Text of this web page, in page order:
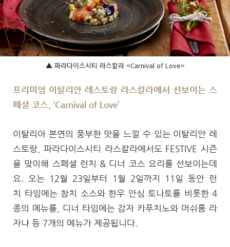
▲ 파라다이스시티 라스칼라 <Carnival of Love>
프리미엄 이탈리안 레스토랑 라스칼라에서 선보이는 스
페셜 코스, ‘Carnival of Love’
이탈리아 본연의 풍부한 맛을 느낄 수 있는 이탈리안 레
스토랑, 파라다이스시티 라스칼라에서도 FESTIVE 시즌
을 맞이해 스페셜 런치 & 디너 코스 요리를 선보이는데
요. 오는 12월 23일부터 1월 2일까지 11일 동안 런
치 타임에는 참치 소스와 한우 안심 토나토를 비롯한 4
종의 메뉴를, 디너 타임에는 감자 카푸치노와 머쉬룸 라
자냐 등 7개의 메뉴가 제공됩니다.